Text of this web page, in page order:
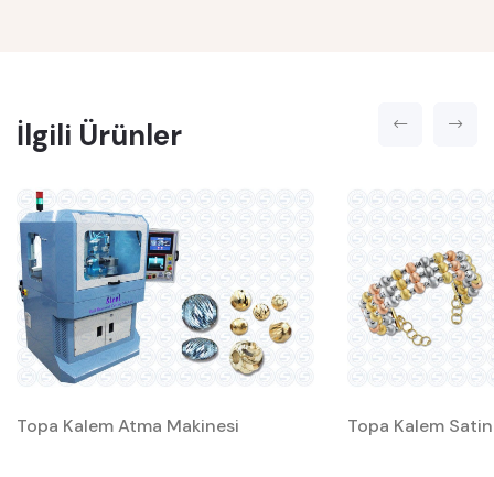
İlgili Ürünler
Topa Kalem Atma Makinesi Topa Kalem